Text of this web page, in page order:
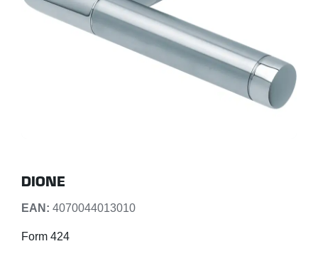
DIONE
EAN: 4070044013010
Form 424